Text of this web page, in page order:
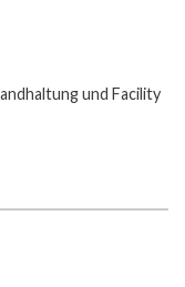
und Facility